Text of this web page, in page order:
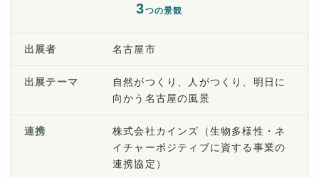
3つの景観
出展者 名古屋市
出展テーマ
自然がつくり、人がつくり、明日に
向かう名古屋の風景
連携
株式会社カインズ（生物多様性・ネ
イチャーポジティブに資する事業の
連携協定）